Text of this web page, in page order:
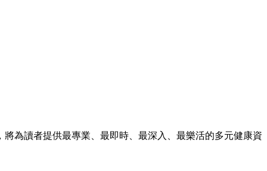
為讀者提供最專業、最即時、最深入、最樂活的多元健康資